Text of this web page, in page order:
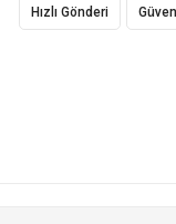
Hızlı Gönderi